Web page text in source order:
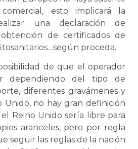
esto implicará la
una declaración de
de certificados de
proceda.
de que el operador
dependiendo del tipo de
diferentes gravámenes y
Unido, no hay gran definición
Reino Unido sería libre para
aranceles, pero por regla
seguir las reglas de la nación